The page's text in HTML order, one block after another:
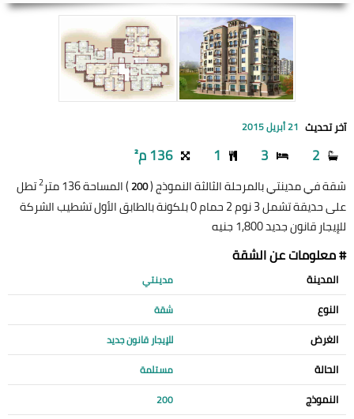
آخر تحديث 21 أبريل 2015
2
3
1 136 م²
شقة في مدينتي بالمرحلة الثالثة النموذج (200) المساحة 136 متر 2تطل
على حديقة تشمل 3 نوم 2 حمام 0 بلكونة بالطابق الأول تشطيب الشركة
للإيجار قانون جديد 1,800 جنيه
# معلومات عن الشقة
المدينة مدينتي
النوع شقة
الغرض للإيجار قانون جديد
الحالة مستلمة
النموذج 200